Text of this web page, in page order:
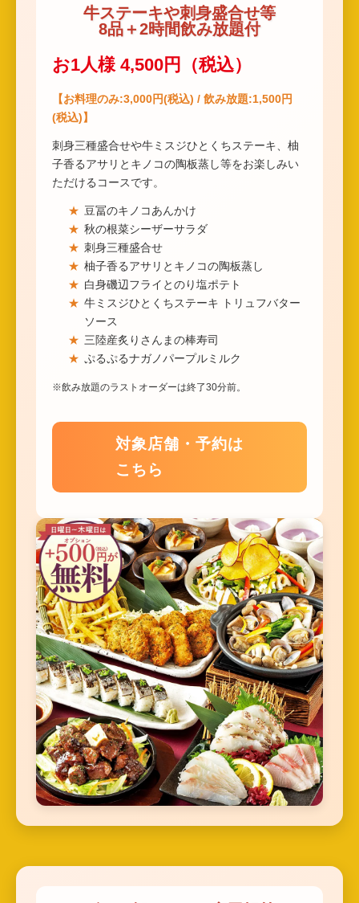
牛ステーキや刺身盛合せ等
8品＋2時間飲み放題付
お1人様 4,500円（税込）
【お料理のみ:3,000円(税込) / 飲み放題:1,500円
(税込)】
刺身三種盛合せや牛ミスジひとくちステーキ、柚
子香るアサリとキノコの陶板蒸し等をお楽しみい
ただけるコースです。
豆冨のキノコあんかけ
秋の根菜シーザーサラダ
刺身三種盛合せ
柚子香るアサリとキノコの陶板蒸し
白身磯辺フライとのり塩ポテト
牛ミスジひとくちステーキ トリュフバター
ソース
三陸産炙りさんまの棒寿司
ぷるぷるナガノパープルミルク
※飲み放題のラストオーダーは終了30分前。
対象店舗・予約は
こちら